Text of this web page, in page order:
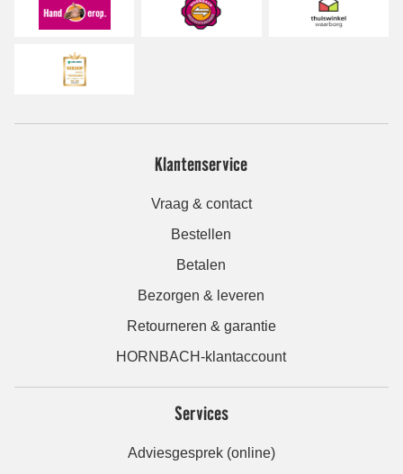
Klantenservice
Vraag & contact
Bestellen
Betalen
Bezorgen & leveren
Retourneren & garantie
HORNBACH-klantaccount
Services
Adviesgesprek (online)